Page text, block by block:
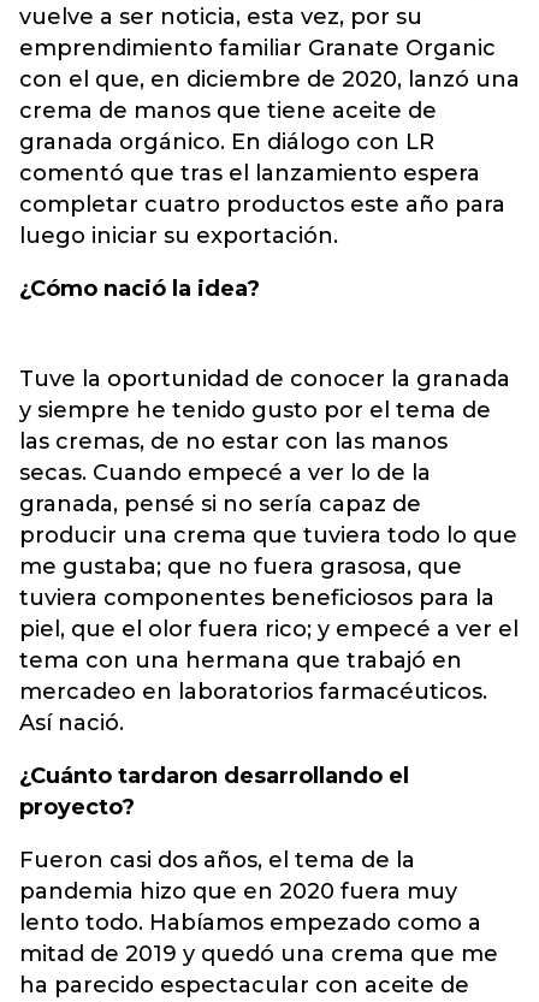
vuelve a ser noticia, esta vez, por su
emprendimiento familiar Granate Organic
con el que, en diciembre de 2020, lanzó una
crema de manos que tiene aceite de
granada orgánico. En diálogo con LR
comentó que tras el lanzamiento espera
completar cuatro productos este año para
luego iniciar su exportación.
¿Cómo nació la idea?
Tuve la oportunidad de conocer la granada
y siempre he tenido gusto por el tema de
las cremas, de no estar con las manos
secas. Cuando empecé a ver lo de la
granada, pensé si no sería capaz de
producir una crema que tuviera todo lo que
me gustaba; que no fuera grasosa, que
tuviera componentes beneficiosos para la
piel, que el olor fuera rico; y empecé a ver el
tema con una hermana que trabajó en
mercadeo en laboratorios farmacéuticos.
Así nació.
¿Cuánto tardaron desarrollando el
proyecto?
Fueron casi dos años, el tema de la
pandemia hizo que en 2020 fuera muy
lento todo. Habíamos empezado como a
mitad de 2019 y quedó una crema que me
ha parecido espectacular con aceite de